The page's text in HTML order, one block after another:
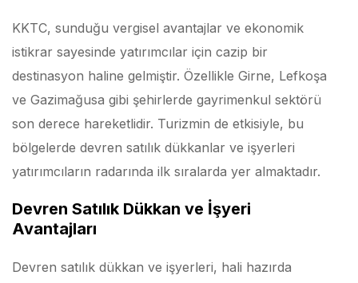
KKTC, sunduğu vergisel avantajlar ve ekonomik
istikrar sayesinde yatırımcılar için cazip bir
destinasyon haline gelmiştir. Özellikle Girne, Lefkoşa
ve Gazimağusa gibi şehirlerde gayrimenkul sektörü
son derece hareketlidir. Turizmin de etkisiyle, bu
bölgelerde devren satılık dükkanlar ve işyerleri
yatırımcıların radarında ilk sıralarda yer almaktadır.
Devren Satılık Dükkan ve İşyeri
Avantajları
Devren satılık dükkan ve işyerleri, hali hazırda